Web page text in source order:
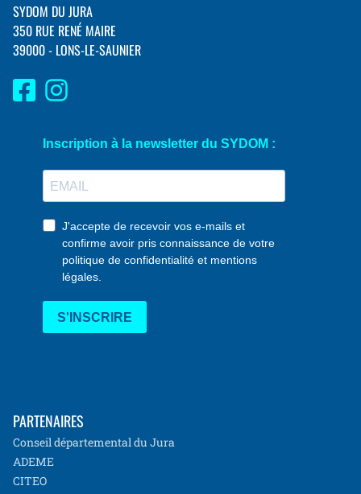
SYDOM DU JURA
350 RUE RENÉ MAIRE
39000 - LONS-LE-SAUNIER
PARTENAIRES
Conseil départemental du Jura
ADEME
CITEO